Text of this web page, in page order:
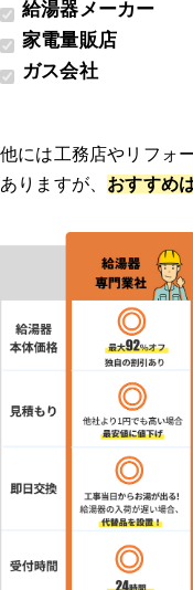
給湯器メーカー
家電量販店
ガス会社
他には工務店やリフォ
ありますが、 おすすめ